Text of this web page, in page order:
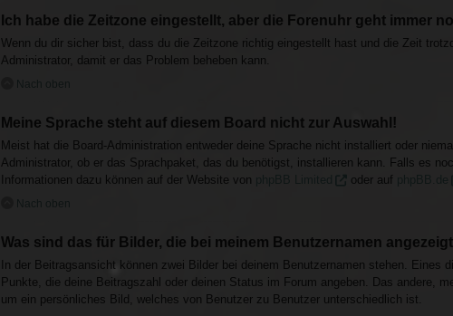
Ich habe die Zeitzone eingestellt, aber die Forenuhr geht immer
Wenn du dir sicher bist, dass du die Zeitzone richtig eingestellt hast und die Zeit
Administrator, damit er das Problem beheben kann.
Nach oben
Meine Sprache steht auf diesem Board nicht zur Auswahl!
Meist hat die Board-Administration entweder deine Sprache nicht installiert oder
Administrator, ob er das Sprachpaket, das du benötigst, installieren kann. Falls es
Informationen dazu können auf der Website von
oder auf
Nach oben
Was sind das für Bilder, die bei meinem Benutzernamen
In der Beitragsansicht können zwei Bilder bei deinem Benutzernamen stehen.
Punkte, die deine Beitragszahl oder deinen Status im Forum angeben. Das andere,
um ein persönliches Bild, welches von Benutzer zu Benutzer unterschiedlich ist.